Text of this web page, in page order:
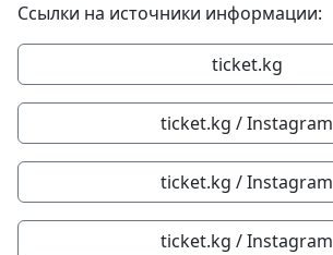
Ссылки на источники информации:
ticket.kg
ticket.kg / Instagram
ticket.kg / Instagram
ticket.kg / Instagram